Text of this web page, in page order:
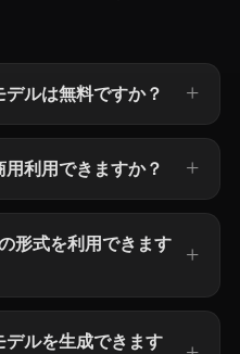
デルは無料ですか？
用利用できますか？
形式を利用できます
デルを生成できます